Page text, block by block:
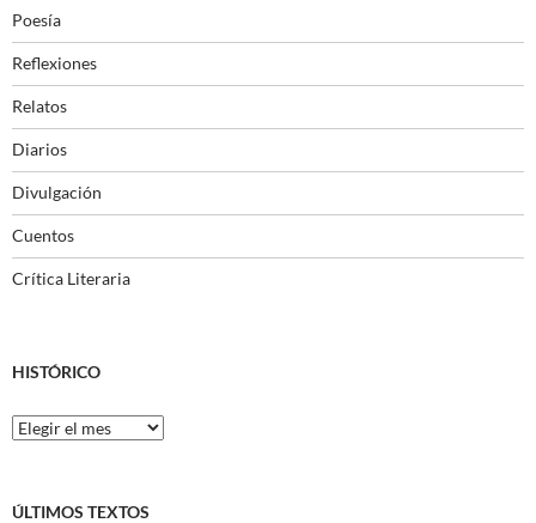
Poesía
Reflexiones
Relatos
Diarios
Divulgación
Cuentos
Crítica Literaria
HISTÓRICO
Histórico
ÚLTIMOS TEXTOS